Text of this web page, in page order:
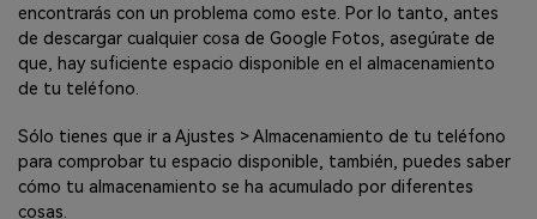
encontrarás con un problema como este. Por lo tanto, antes
de descargar cualquier cosa de Google Fotos, asegúrate de
que, hay suficiente espacio disponible en el almacenamiento
de tu teléfono.
Sólo tienes que ir a Ajustes > Almacenamiento de tu teléfono
para comprobar tu espacio disponible, también, puedes saber
cómo tu almacenamiento se ha acumulado por diferentes
cosas.